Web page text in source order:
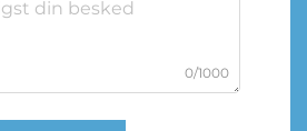
0/1000